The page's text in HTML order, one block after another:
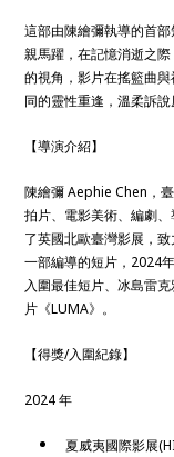
這部由陳繪彌執導的首
親馬躍，在記憶消逝之
的視角，影片在搖籃曲
同的靈性重逢，溫柔訴說
【導演介紹】
陳繪彌 Aephie Chen，
拍片、電影美術、編劇
了英國北歐臺灣影展，
一部編導的短片，2024
入圍最佳短片、冰島雷
片《LUMA》。
【得獎/入圍紀錄】
2024 年
夏威夷國際影展